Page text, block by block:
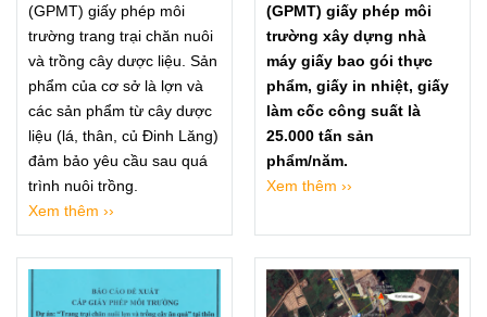
(GPMT) giấy phép môi
trường trang trại chăn nuôi
và trồng cây dược liệu. Sản
phẩm của cơ sở là lợn và
các sản phẩm từ cây dược
liệu (lá, thân, củ Đinh Lăng)
đảm bảo yêu cầu sau quá
trình nuôi trồng.
Xem thêm ››
(GPMT) giấy phép môi
trường xây dựng nhà
máy giấy bao gói thực
phẩm, giấy in nhiệt, giấy
làm cốc công suất là
25.000 tấn sản
phẩm/năm.
Xem thêm ››